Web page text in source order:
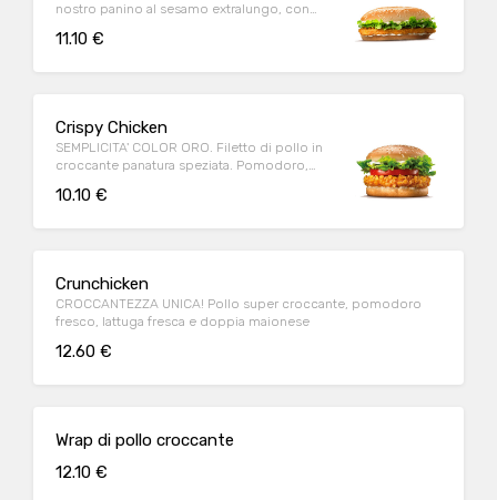
nostro panino al sesamo extralungo, con
11.10 €
Crispy Chicken
SEMPLICITA' COLOR ORO. Filetto di pollo in
croccante panatura speziata. Pomodoro,
10.10 €
Crunchicken
CROCCANTEZZA UNICA! Pollo super croccante, pomodoro
fresco, lattuga fresca e doppia maionese
12.60 €
Wrap di pollo croccante
12.10 €